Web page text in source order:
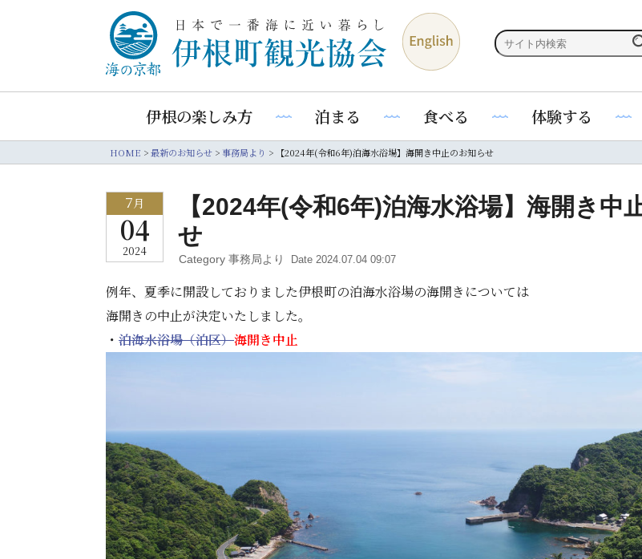
伊根の楽しみ方 泊まる 食べる 体験する
HOME >最新のお知らせ >事務局より > 【2024年(令和6年)泊海水浴場】海開き中止のお知らせ
7月
04
2024
【2024年(令和6年)泊海水浴場】海開き中
せ
Category 事務局より Date 2024.07.04 09:07
例年、夏季に開設しておりました伊根町の泊海水浴場の海開きについては
海開きの中止が決定いたしました。
・ 泊海水浴場（泊区）海開き中止